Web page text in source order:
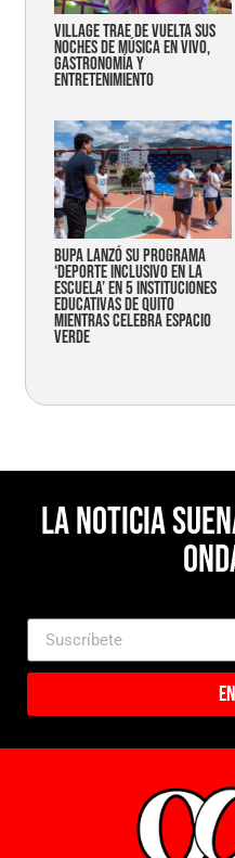
Village trae de vuelta sus
noches de música en vivo,
gastronomía y
entretenimiento
Bupa lanzó su programa
‘Deporte Inclusivo en la
Escuela’ en 5 instituciones
educativas de Quito
mientras celebra espacio
verde
La noticia